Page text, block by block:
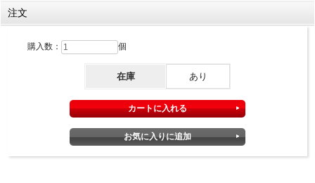
注文
購入数： 個
在庫 あり